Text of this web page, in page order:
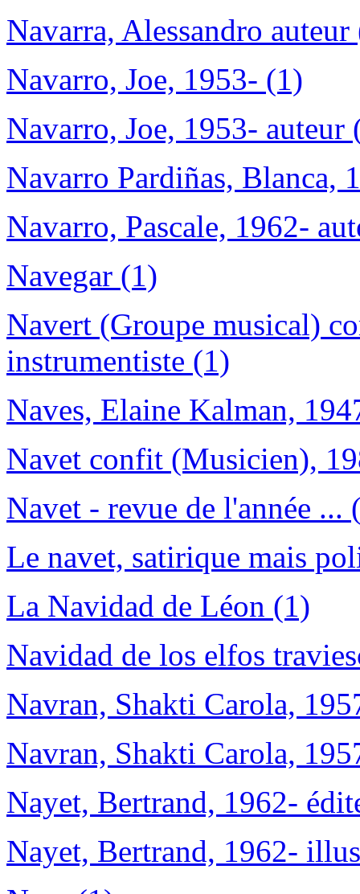
Navarra, Alessandro auteur
Navarro, Joe, 1953- (1)
Navarro, Joe, 1953- auteur
Navarro Pardiñas, Blanca,
Navarro, Pascale, 1962-
Navegar (1)
Navert (Groupe musical)
instrumentiste (1)
Naves, Elaine Kalman,
Navet confit (Musicien),
Navet - revue de l'année ...
Le navet, satirique mais
La Navidad de Léon (1)
Navidad de los elfos
Navran, Shakti Carola,
Navran, Shakti Carola,
Nayet, Bertrand, 1962-
Nayet, Bertrand, 1962-